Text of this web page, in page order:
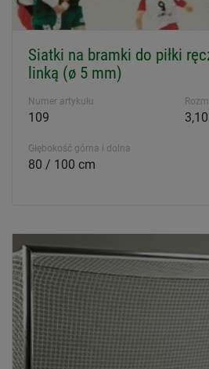
Siatki na bramki do piłki
linką (ø 5 mm)
Numer artykułu
109
Głębokość górna i dolna
80 / 100 cm